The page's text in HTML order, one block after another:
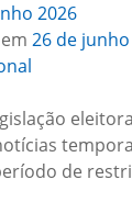
2026
26 de
de